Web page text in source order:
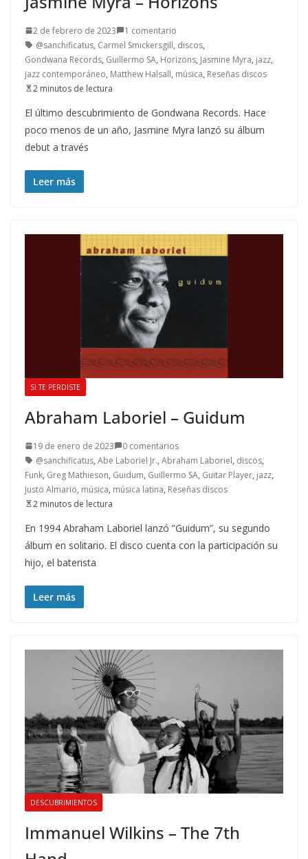
2 de febrero de 2023
1 comentario
@sanchificatus, Carmel Smickersgill, discos,
Gondwana Records, Guillermo SA, Horizons, Jasmine Myra, jazz,
jazz contemporáneo, Matthew Halsall, música, Reseñas discos
2 minutos de lectura
El último descubrimiento de Gondwana Records. Hace
poco menos de un año, Jasmine Myra lanzó su álbum
debut a través
Leer más
SI TE PERDISTE
Abraham Laboriel – Guidum
19 de enero de 2023
0 comentarios
@sanchificatus, Abe Laboriel Jr., Abraham Laboriel, discos,
Funk, Greg Mathieson, Guidum, Guillermo SA, Guitar Player, jazz,
Justo Almario, música, música latina, Reseñas discos
2 minutos de lectura
En 1994 Abraham Laboriel lanzó ”Guidum”, su segundo
álbum en solitario. El disco cuenta con la participación su
hijo, el baterista
Leer más
DESCUBRIMIENTOS
Immanuel Wilkins – The 7th